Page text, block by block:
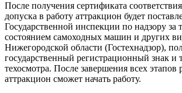
После получения сертификата
допуска в работу аттракцион будет
Государственной инспекции по надзору за
состоянием самоходных машин и других
Нижегородской области (Гостехнадзор),
государственный регистрационный знак и
техосмотра. После завершения всех этапов
аттракцион сможет начать работу.